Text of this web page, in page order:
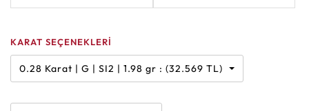
KARAT SEÇENEKLERİ
0.28 Karat | G | SI2 | 1.98 gr : (32.569 TL)